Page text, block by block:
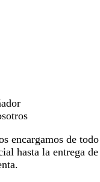
encargamos de todo
hasta la entrega de